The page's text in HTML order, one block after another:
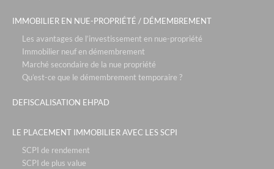
IMMOBILIER EN NUE-PROPRIÉTÉ / DÉMEMBREMENT
Les avantages de l’investissement en nue-propriété
Immobilier neuf en démembrement
Marché secondaire de la nue propriété
Qu’est-ce que le démembrement temporaire ?
DEFISCALISATION EHPAD
LE PLACEMENT IMMOBILIER AVEC LES SCPI
SCPI de rendement
SCPI de plus value